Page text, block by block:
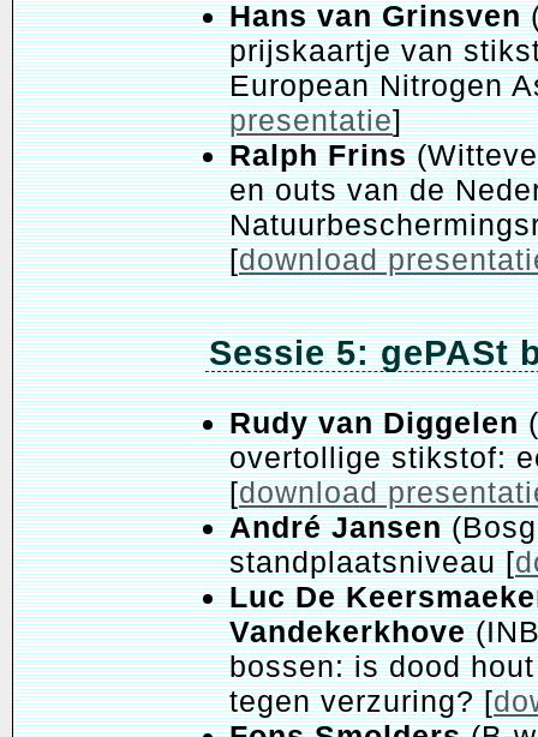
Hans van Grinsven
prijskaartje van
European Nitrogen
presentatie]
Ralph Frins
en outs van de
[download
Sessie 5: gePASt
Rudy van Diggelen
overtollige stikstof:
[download
André Jansen
standplaatsniveau [
Luc De
Vandekerkhove
bossen: is dood
tegen verzuring? [